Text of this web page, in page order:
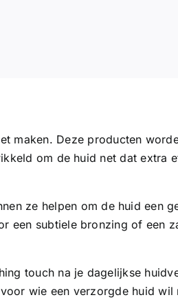
maken. Deze producten
om de huid net dat extra
ze helpen om de huid een
een subtiele bronzing of een
touch na je dagelijkse
wie een verzorgde huid wil